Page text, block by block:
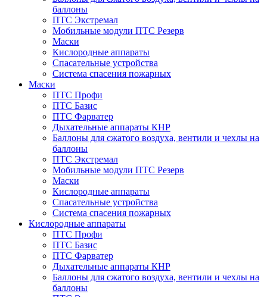
баллоны
ПТС Экстремал
Мобильные модули ПТС Резерв
Маски
Кислородные аппараты
Спасательные устройства
Система спасения пожарных
Маски
ПТС Профи
ПТС Базис
ПТС Фарватер
Дыхательные аппараты КНР
Баллоны для сжатого воздуха, вентили и чехлы на
баллоны
ПТС Экстремал
Мобильные модули ПТС Резерв
Маски
Кислородные аппараты
Спасательные устройства
Система спасения пожарных
Кислородные аппараты
ПТС Профи
ПТС Базис
ПТС Фарватер
Дыхательные аппараты КНР
Баллоны для сжатого воздуха, вентили и чехлы на
баллоны